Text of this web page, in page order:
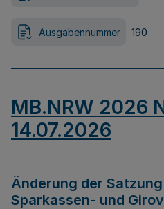
Ausgabennummer 190
MB.NRW 2026
14.07.2026
Änderung der
Sparkassen- und